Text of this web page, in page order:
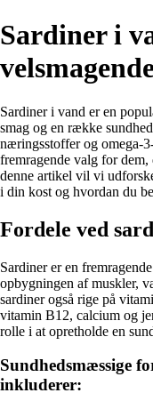
Sardiner i
Sardiner i vand er en
smag og en række
næringsstoffer og omega-
fremragende valg for
denne artikel vil vi
i din kost og hvordan du
Fordele ved
Sardiner er en
opbygningen af muskler,
sardiner også rige på
vitamin B12, calcium og
rolle i at opretholde en
Sundhedsmæssige
inkluderer: